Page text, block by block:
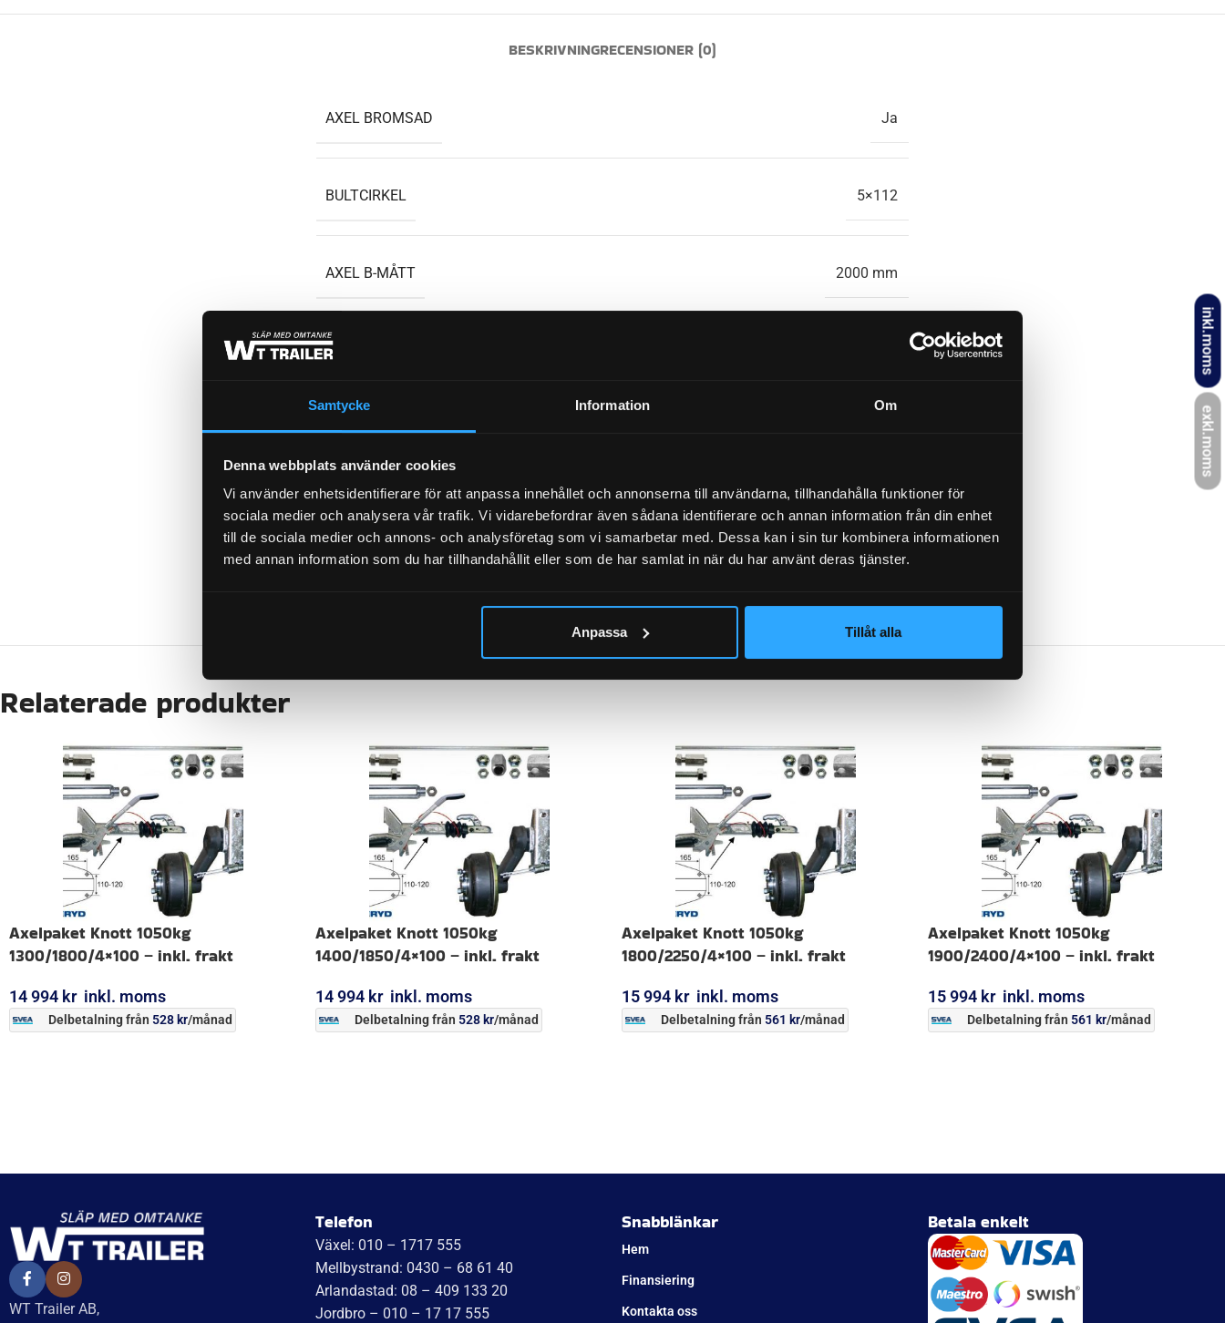
Samtycke Information Om
Denna webbplats använder cookies
Vi använder enhetsidentifierare för att anpassa innehållet och annonserna till användarna, tillhandahålla funktioner för
sociala medier och analysera vår trafik. Vi vidarebefordrar även sådana identifierare och annan information från din enhet
till de sociala medier och annons- och analysföretag som vi samarbetar med. Dessa kan i sin tur kombinera informationen
med annan information som du har tillhandahållit eller som de har samlat in när du har använt deras tjänster.
Anpassa Tillåt alla
inkl.moms
exkl.moms
BESKRIVNINGRECENSIONER (0)
AXEL BROMSAD Ja
BULTCIRKEL 5×112
AXEL B-MÅTT 2000 mm
AXEL A-MÅTT
TOTALVIKT
Relaterade produkter
Axelpaket Knott 1050kg
1300/1800/4×100 – inkl. frakt
14 994 kr inkl. moms
Delbetalning från 528 kr/månad
Axelpaket Knott 1050kg
1400/1850/4×100 – inkl. frakt
14 994 kr inkl. moms
Delbetalning från 528 kr/månad
Axelpaket Knott 1050kg
1800/2250/4×100 – inkl. frakt
15 994 kr inkl. moms
Delbetalning från 561 kr/månad
Axelpaket Knott 1050kg
1900/2400/4×100 – inkl. frakt
15 994 kr inkl. moms
Delbetalning från 561 kr/månad
WT Trailer AB,
Telefon
Växel: 010 – 1717 555
Mellbystrand: 0430 – 68 61 40
Arlandastad: 08 – 409 133 20
Jordbro – 010 – 17 17 555
Snabblänkar
Hem
Finansiering
Kontakta oss
Betala enkelt